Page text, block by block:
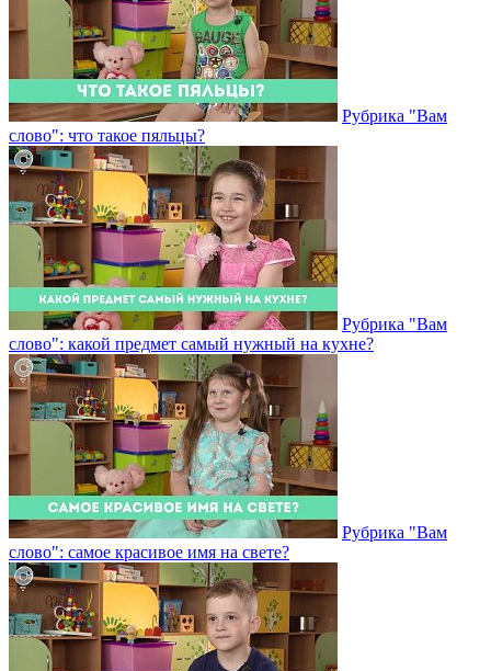
Рубрика "Вам
слово": что такое пяльцы?
Рубрика "Вам
слово": какой предмет самый нужный на кухне?
Рубрика "Вам
слово": самое красивое имя на свете?